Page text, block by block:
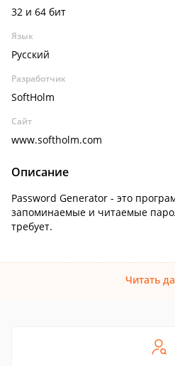
32 и 64 бит
Язык
Русский
Разработчик
SoftHolm
Сайт
www.softholm.com
Описание
Password Generator - это
запоминаемые и читаемые
требует.
Читать